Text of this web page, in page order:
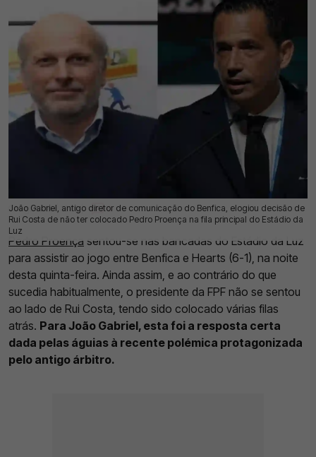
João Gabriel, antigo diretor de comunicação do Benfica, elogiou decisão de
Rui Costa de não ter colocado Pedro Proença na fila principal do Estádio da
Luz
07 Ago 2026 | 13:00 | 0
Pedro Proença sentou-se nas bancadas do Estádio da Luz
para assistir ao jogo entre Benfica e Hearts (6-1), na noite
desta quinta-feira. Ainda assim, e ao contrário do que
sucedia habitualmente, o presidente da FPF não se sentou
ao lado de Rui Costa, tendo sido colocado várias filas
atrás. Para João Gabriel, esta foi a resposta certa
dada pelas águias à recente polémica protagonizada
pelo antigo árbitro.